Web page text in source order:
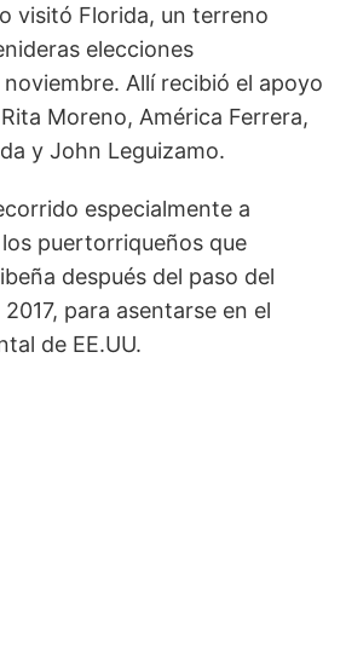
visitó Florida, un terreno
elecciones
Allí recibió el apoyo
Moreno, América Ferrera,
y John Leguizamo.
especialmente a
puertorriqueños que
después del paso del
para asentarse en el
de EE.UU.